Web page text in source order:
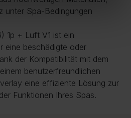
unter Spa-Bedingungen
1p + Luft V1 ist ein
eine beschädigte oder
der Kompatibilität mit dem
benutzerfreundlichen
eine effiziente Lösung zur
Funktionen Ihres Spas.